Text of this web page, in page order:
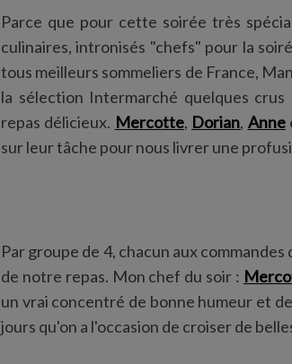
Parce que pour cette soirée très
culinaires, intronisés "chefs" pour la
tous meilleurs sommeliers de France,
la sélection Intermarché quelques
repas délicieux. Mercotte, Dorian, Anne
sur leur tâche pour nous livrer une
Par groupe de 4, chacun aux
de notre repas. Mon chef du soir :
un vrai concentré de bonne humeur et
jours qu'on a l'occasion de croiser de